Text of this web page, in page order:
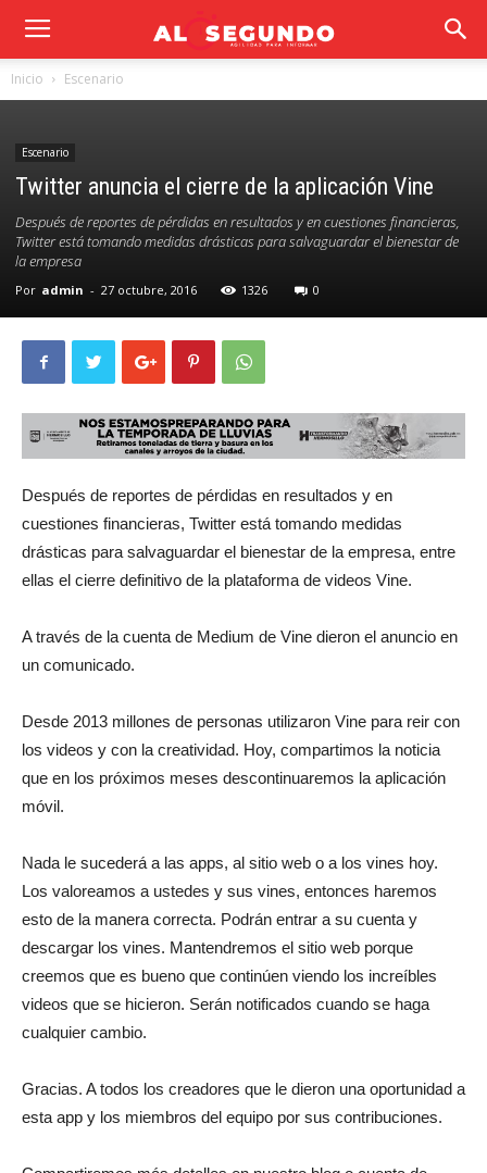
Inicio Escenario
Escenario
Twitter anuncia el cierre de la aplicación Vine
Después de reportes de pérdidas en resultados y en cuestiones financieras,
Twitter está tomando medidas drásticas para salvaguardar el bienestar de
la empresa
Por admin - 27 octubre, 2016 1326 0
Después de reportes de pérdidas en resultados y en
cuestiones financieras, Twitter está tomando medidas
drásticas para salvaguardar el bienestar de la empresa, entre
ellas el cierre definitivo de la plataforma de videos Vine.
A través de la cuenta de Medium de Vine dieron el anuncio en
un comunicado.
Desde 2013 millones de personas utilizaron Vine para reir con
los videos y con la creatividad. Hoy, compartimos la noticia
que en los próximos meses descontinuaremos la aplicación
móvil.
Nada le sucederá a las apps, al sitio web o a los vines hoy.
Los valoreamos a ustedes y sus vines, entonces haremos
esto de la manera correcta. Podrán entrar a su cuenta y
descargar los vines. Mantendremos el sitio web porque
creemos que es bueno que continúen viendo los increíbles
videos que se hicieron. Serán notificados cuando se haga
cualquier cambio.
Gracias. A todos los creadores que le dieron una oportunidad a
esta app y los miembros del equipo por sus contribuciones.